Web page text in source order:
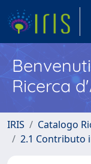
Ricerca
IRIS Catalogo
2.1 Contributo